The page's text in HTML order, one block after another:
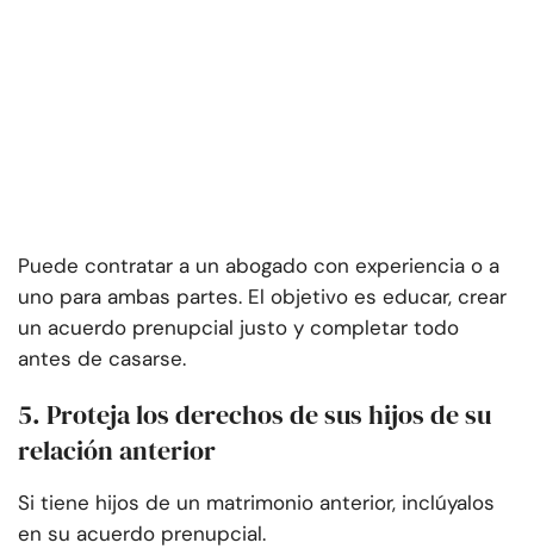
Puede contratar a un abogado con experiencia o a
uno para ambas partes. El objetivo es educar, crear
un acuerdo prenupcial justo y completar todo
antes de casarse.
5. Proteja los derechos de sus hijos de su
relación anterior
Si tiene hijos de un matrimonio anterior, inclúyalos
en su acuerdo prenupcial.